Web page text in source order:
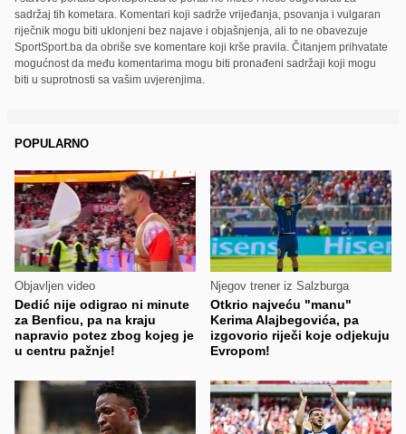
sadržaj tih kometara. Komentari koji sadrže vrijeđanja, psovanja i vulgaran
riječnik mogu biti uklonjeni bez najave i objašnjenja, ali to ne obavezuje
SportSport.ba da obriše sve komentare koji krše pravila. Čitanjem prihvatate
mogućnost da među komentarima mogu biti pronađeni sadržaji koji mogu
biti u suprotnosti sa vašim uvjerenjima.
POPULARNO
Objavljen video
Dedić nije odigrao ni minute
za Benficu, pa na kraju
napravio potez zbog kojeg je
u centru pažnje!
Njegov trener iz Salzburga
Otkrio najveću "manu"
Kerima Alajbegovića, pa
izgovorio riječi koje odjekuju
Evropom!